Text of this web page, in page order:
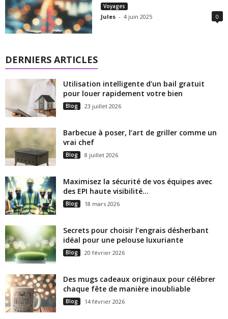
Voyages
Jules - 4 juin 2025 0
DERNIERS ARTICLES
Utilisation intelligente d’un bail gratuit
pour louer rapidement votre bien
Blog 23 juillet 2026
Barbecue à poser, l’art de griller comme un
vrai chef
Blog 8 juillet 2026
Maximisez la sécurité de vos équipes avec
des EPI haute visibilité...
Blog 18 mars 2026
Secrets pour choisir l’engrais désherbant
idéal pour une pelouse luxuriante
Blog 20 février 2026
Des mugs cadeaux originaux pour célébrer
chaque fête de manière inoubliable
Blog 14 février 2026